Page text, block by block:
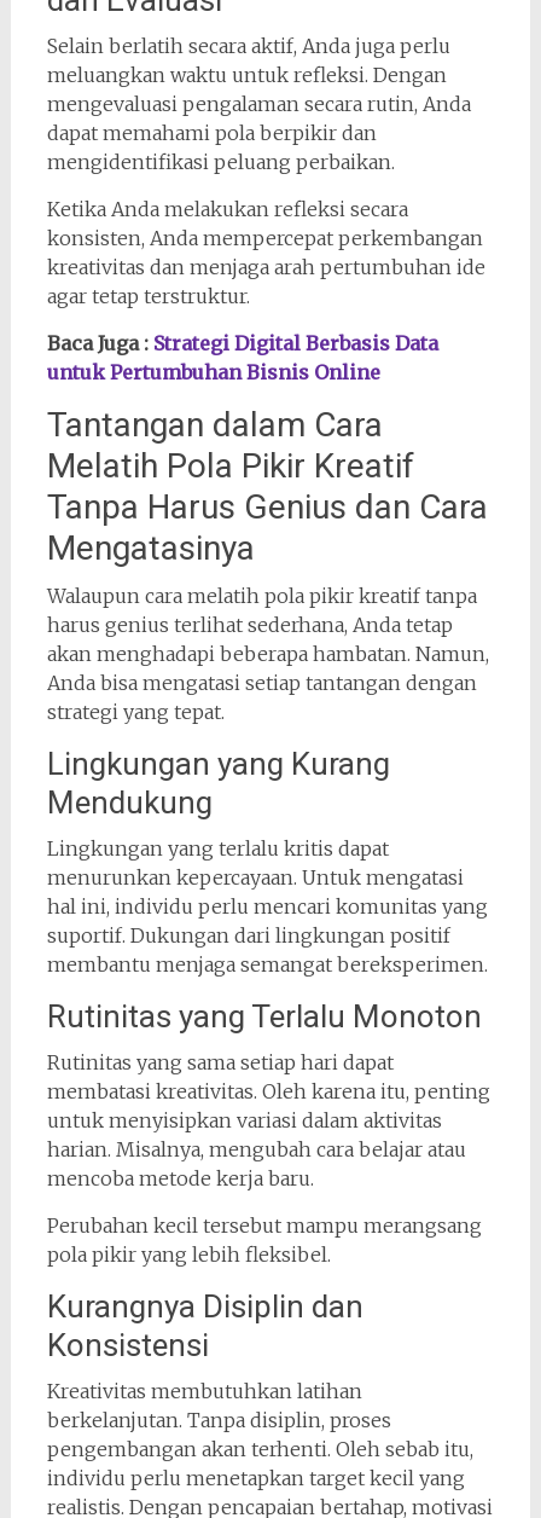
Selain berlatih secara aktif, Anda juga perlu
meluangkan waktu untuk refleksi. Dengan
mengevaluasi pengalaman secara rutin, Anda
dapat memahami pola berpikir dan
mengidentifikasi peluang perbaikan.
Ketika Anda melakukan refleksi secara
konsisten, Anda mempercepat perkembangan
kreativitas dan menjaga arah pertumbuhan ide
agar tetap terstruktur.
Baca Juga : Strategi Digital Berbasis Data
untuk Pertumbuhan Bisnis Online
Tantangan dalam Cara
Melatih Pola Pikir Kreatif
Tanpa Harus Genius dan Cara
Mengatasinya
Walaupun cara melatih pola pikir kreatif tanpa
harus genius terlihat sederhana, Anda tetap
akan menghadapi beberapa hambatan. Namun,
Anda bisa mengatasi setiap tantangan dengan
strategi yang tepat.
Lingkungan yang Kurang
Mendukung
Lingkungan yang terlalu kritis dapat
menurunkan kepercayaan. Untuk mengatasi
hal ini, individu perlu mencari komunitas yang
suportif. Dukungan dari lingkungan positif
membantu menjaga semangat bereksperimen.
Rutinitas yang Terlalu Monoton
Rutinitas yang sama setiap hari dapat
membatasi kreativitas. Oleh karena itu, penting
untuk menyisipkan variasi dalam aktivitas
harian. Misalnya, mengubah cara belajar atau
mencoba metode kerja baru.
Perubahan kecil tersebut mampu merangsang
pola pikir yang lebih fleksibel.
Kurangnya Disiplin dan
Konsistensi
Kreativitas membutuhkan latihan
berkelanjutan. Tanpa disiplin, proses
pengembangan akan terhenti. Oleh sebab itu,
individu perlu menetapkan target kecil yang
realistis. Dengan pencapaian bertahap, motivasi